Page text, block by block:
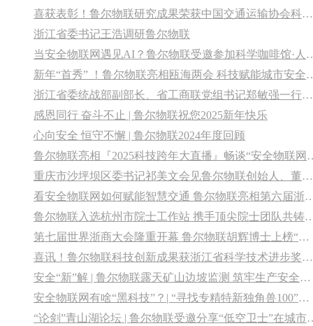
喜获表彰！鲁尔物联研究成果荣获中国交通运输协会科学技术奖
浙江省委书记王浩调研鲁尔物联
当安全物联网遇见AI？鲁尔物联
新年“首秀” ！鲁尔物联
浙江省委统战部副部长、省工商联党组书记郑敏强一行调研鲁尔物联 寄语新春新希望
感恩同行 奋斗不止 | 鲁尔物联祝您2025新年快乐
心向安全 恒守不懈 | 鲁尔物联2024年度回顾
鲁尔物联亮相『2025
重庆市沙坪坝区委书记祁美文会见鲁尔物联创始人、董事长胡辉一行
看安全物联网如何赋能智慧交通 鲁尔物联
鲁尔物联入选杭州市院士工作站
第七届世界浙商大会隆重开幕 鲁尔物联胡辉博士上榜“浙商新星”典型样本
喜讯！鲁尔物联科技创新成果获浙江省科学技术进步奖二等奖
安全“新”解 | 鲁尔物联露天矿山边坡监测 筑牢生产安全防线
安全物联网有啥“黑科技”？| “寻找专精特新独角兽100”走进鲁尔物联
“论剑”青山湖论坛 | 鲁尔